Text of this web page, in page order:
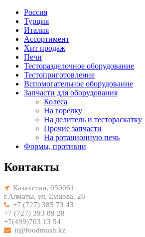
Россия
Турция
Италия
Ассортимент
Хит продаж
Печи
Тесторазделочное оборудование
Тестоприготовление
Вспомогательное оборудование
Запчасти для оборудования
Колеса
На горелку
На делитель и тестораскатку
Прочие запчасти
На ротационную печь
Формы, противни
Контакты
Казахстан, 050061
г.Алматы, ул. Емцова, 26
+7 (727) 385 73 43
+7 (727) 393 89 28
+7(499)703 13 54
it@foodmash.kz